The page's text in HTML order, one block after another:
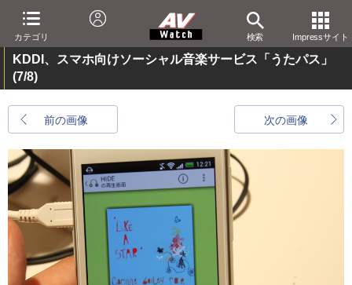
カテゴリ 検索 Impressサイト
KDDI、スマホ向けソーシャル音楽サービス「うたパス」
(7/8)
前の画像 次の画像